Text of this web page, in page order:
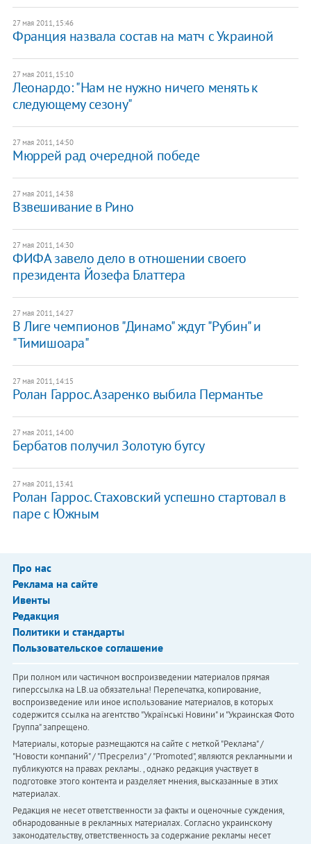
27 мая 2011, 15:46
Франция назвала состав на матч с Украиной
27 мая 2011, 15:10
Леонардо: "Нам не нужно ничего менять к
следующему сезону"
27 мая 2011, 14:50
Мюррей рад очередной победе
27 мая 2011, 14:38
Взвешивание в Рино
27 мая 2011, 14:30
ФИФА завело дело в отношении своего
президента Йозефа Блаттера
27 мая 2011, 14:27
В Лиге чемпионов "Динамо" ждут "Рубин" и
"Тимишоара"
27 мая 2011, 14:15
Ролан Гаррос. Азаренко выбила Пермантье
27 мая 2011, 14:00
Бербатов получил Золотую бутсу
27 мая 2011, 13:41
Ролан Гаррос. Стаховский успешно стартовал в
паре с Южным
Про нас
Реклама на сайте
Ивенты
Редакция
Политики и стандарты
Пользовательское соглашение
При полном или частичном воспроизведении материалов прямая
гиперссылка на LB.ua обязательна! Перепечатка, копирование,
воспроизведение или иное использование материалов, в которых
содержится ссылка на агентство "Українськi Новини" и "Украинская Фото
Группа" запрещено.
Материалы, которые размещаются на сайте с меткой "Реклама" /
"Новости компаний" / "Пресрелиз" / "Promoted", являются рекламными и
публикуются на правах рекламы. , однако редакция участвует в
подготовке этого контента и разделяет мнения, высказанные в этих
материалах.
Редакция не несет ответственности за факты и оценочные суждения,
обнародованные в рекламных материалах. Согласно украинскому
законодательству, ответственность за содержание рекламы несет